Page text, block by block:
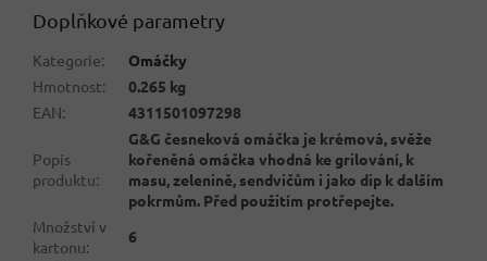
Doplňkové parametry
Kategorie:
Omáčky
Hmotnost:
0.265 kg
EAN: 4311501097298
Popis
produktu:
G&G česneková omáčka je krémová, svěže
kořeněná omáčka vhodná ke grilování, k
masu, zelenině, sendvičům i jako dip k dalším
pokrmům. Před použitím protřepejte.
Množství v
kartonu:
6